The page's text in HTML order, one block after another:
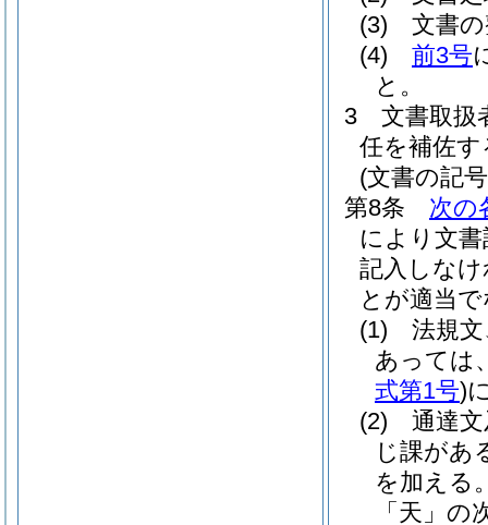
(3)
文書
(4)
前3号
と。
3
文書取扱
任を補佐す
(文書の記
第8条
次の
により文
記入しな
とが適当
(1)
法規
あっては
式第1号)
(2)
通達
じ課があ
を加える
「天」